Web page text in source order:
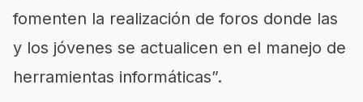
fomenten la realización de foros donde las
y los jóvenes se actualicen en el manejo de
herramientas informáticas”.